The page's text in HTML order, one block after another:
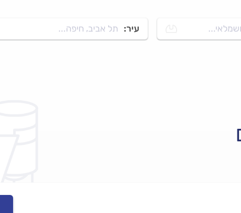
עיר: תל אביב, חיפה...